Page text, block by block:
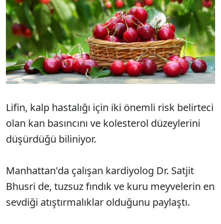
Lifin, kalp hastalığı için iki önemli risk belirteci
olan kan basıncını ve kolesterol düzeylerini
düşürdüğü biliniyor.
Manhattan'da çalışan kardiyolog Dr. Satjit
Bhusri de, tuzsuz fındık ve kuru meyvelerin en
sevdiği atıştırmalıklar olduğunu paylaştı.